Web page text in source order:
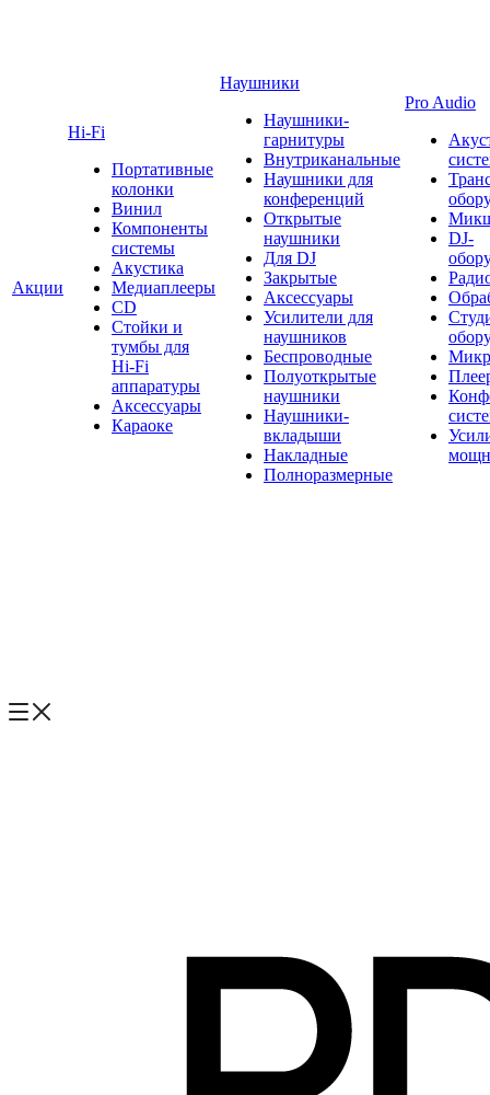
Акции
Hi-Fi
Портативные
колонки
Винил
Компоненты
системы
Акустика
Медиаплееры
CD
Стойки и
тумбы для
Hi-Fi
аппаратуры
Аксессуары
Караоке
Наушники
Наушники-
гарнитуры
Внутриканальные
Наушники для
конференций
Открытые
наушники
Для DJ
Закрытые
Аксессуары
Усилители для
наушников
Беспроводные
Полуоткрытые
наушники
Наушники-
вкладыши
Накладные
Полноразмерные
Pro Audio
DJ-